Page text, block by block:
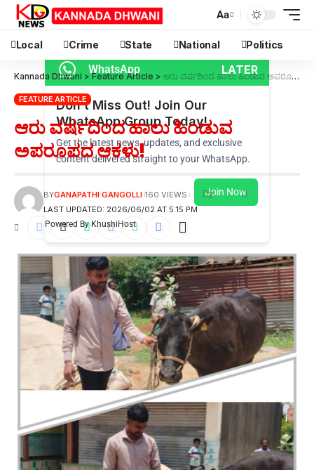
Aa
Local Crime State National Politics
Kannada Dhwani >Feature Article > ಆರು ವರ್ಷದಿಂದ ಹಾಲು ಹಿಂಡುವ ಅಪರೂಪದ ಆಕಳು!
FEATURE ARTICLE
ಆರು ವರ್ಷದಿಂದ ಹಾಲು ಹಿಂಡುವ
ಅಪರೂಪದ ಆಕಳು!
LAST UPDATED: 2026/06/02 AT 5:15 PM
BYGANAPATHI GANGOLLI 160 VIEWS 2
WhatsApp LATER
Don’t Miss Out! Join Our
WhatsApp Group Today!
Get the latest news, updates, and exclusive
content delivered straight to your WhatsApp.
Join Now
Powered By KhushiHost